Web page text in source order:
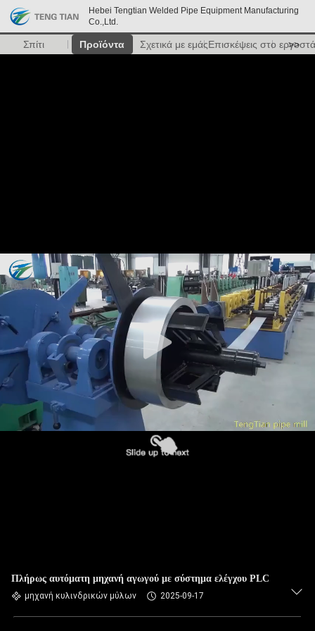
Hebei Tengtian Welded Pipe Equipment Manufacturing
Co.,Ltd.
Σπίτι Προϊόντα Σχετικά με εμάςΕπισκέψεις στο >>
Πλήρως αυτόματη μηχανή αγωγού με σύστημα ελέγχου PLC
μηχανή κυλινδρικών μύλων 2025-09-17